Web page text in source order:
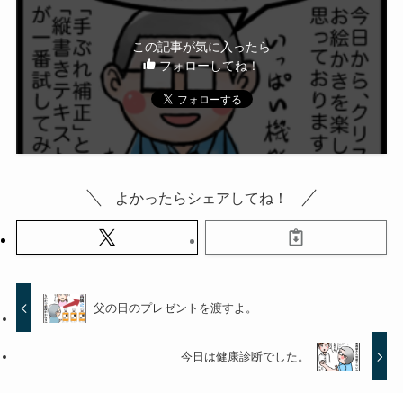
この記事が気に入ったら
フォローしてね！
よかったらシェアしてね！
父の日のプレゼントを渡すよ。
今日は健康診断でした。